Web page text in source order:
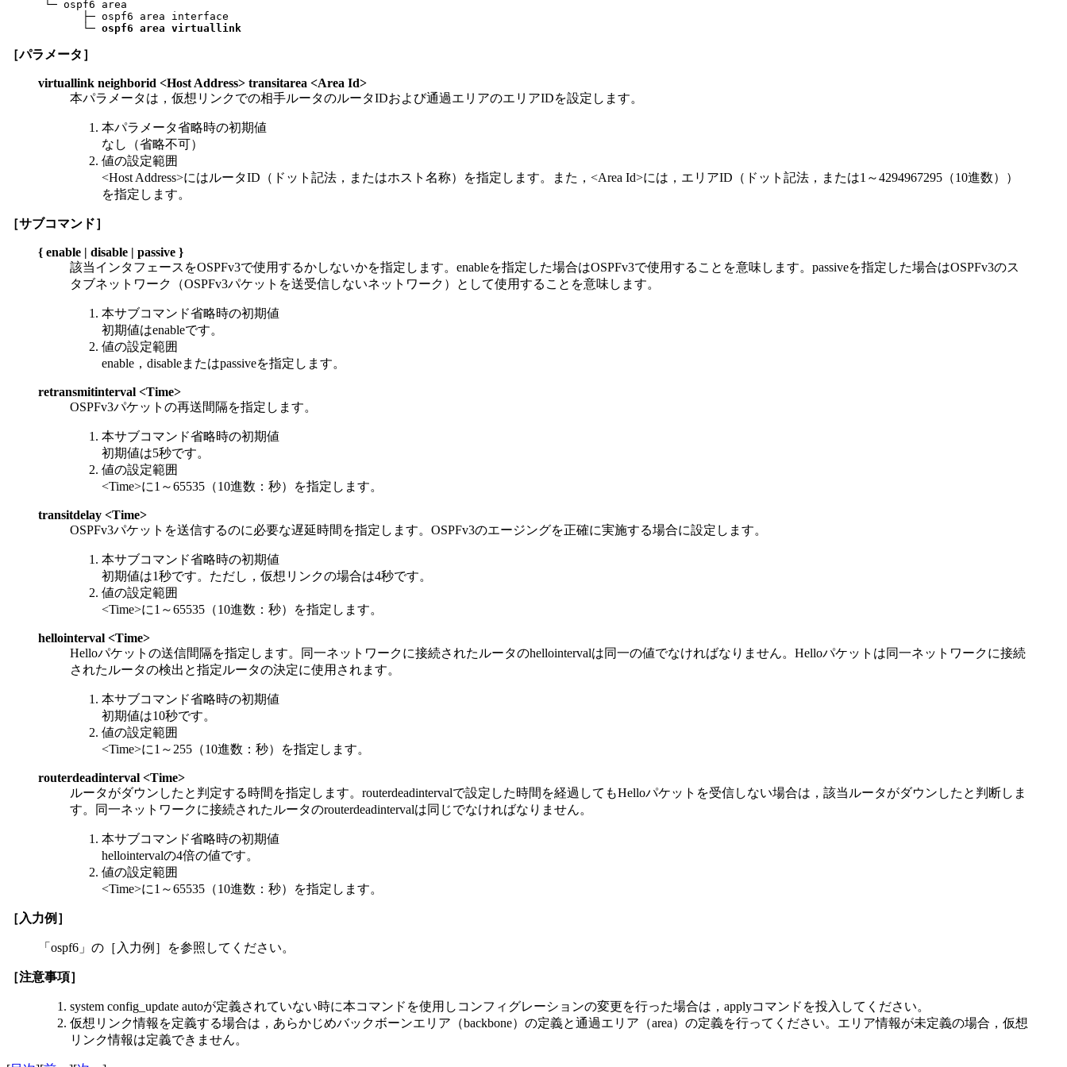
└─ ospf6 area
       ├─ ospf6 area interface
       └─
ospf6 area virtuallink
［パラメータ］
virtuallink neighborid <Host Address> transitarea <Area Id>
本パラメータは，仮想リンクでの相手ルータのルータIDおよび通過エリアのエリアIDを設定します。
本パラメータ省略時の初期値
なし（省略不可）
値の設定範囲
<Host Address>にはルータID（ドット記法，またはホスト名称）を指定します。また，<Area Id>には，エリアID（ドット記法，または1～4294967295（10進数））
を指定します。
［サブコマンド］
{ enable | disable | passive }
該当インタフェースをOSPFv3で使用するかしないかを指定します。enableを指定した場合はOSPFv3で使用することを意味します。passiveを指定した場合はOSPFv3のス
タブネットワーク（OSPFv3パケットを送受信しないネットワーク）として使用することを意味します。
本サブコマンド省略時の初期値
初期値はenableです。
値の設定範囲
enable，disableまたはpassiveを指定します。
retransmitinterval <Time>
OSPFv3パケットの再送間隔を指定します。
本サブコマンド省略時の初期値
初期値は5秒です。
値の設定範囲
<Time>に1～65535（10進数：秒）を指定します。
transitdelay <Time>
OSPFv3パケットを送信するのに必要な遅延時間を指定します。OSPFv3のエージングを正確に実施する場合に設定します。
本サブコマンド省略時の初期値
初期値は1秒です。ただし，仮想リンクの場合は4秒です。
値の設定範囲
<Time>に1～65535（10進数：秒）を指定します。
hellointerval <Time>
Helloパケットの送信間隔を指定します。同一ネットワークに接続されたルータのhellointervalは同一の値でなければなりません。Helloパケットは同一ネットワークに接続
されたルータの検出と指定ルータの決定に使用されます。
本サブコマンド省略時の初期値
初期値は10秒です。
値の設定範囲
<Time>に1～255（10進数：秒）を指定します。
routerdeadinterval <Time>
ルータがダウンしたと判定する時間を指定します。routerdeadintervalで設定した時間を経過してもHelloパケットを受信しない場合は，該当ルータがダウンしたと判断しま
す。同一ネットワークに接続されたルータのrouterdeadintervalは同じでなければなりません。
本サブコマンド省略時の初期値
hellointervalの4倍の値です。
値の設定範囲
<Time>に1～65535（10進数：秒）を指定します。
［入力例］
「ospf6」の［入力例］を参照してください。
［注意事項］
system config_update autoが定義されていない時に本コマンドを使用しコンフィグレーションの変更を行った場合は，applyコマンドを投入してください。
仮想リンク情報を定義する場合は，あらかじめバックボーンエリア（backbone）の定義と通過エリア（area）の定義を行ってください。エリア情報が未定義の場合，仮想
リンク情報は定義できません。